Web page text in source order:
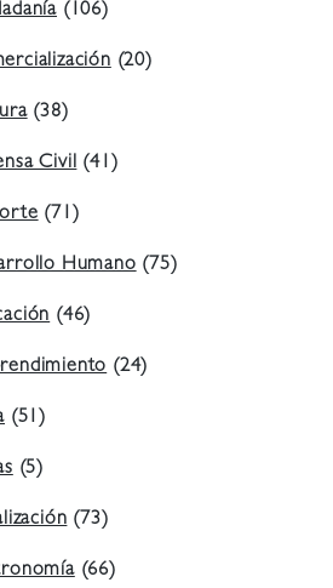
(106)
(20)
(38)
Civil(41)
(71)
Humano(75)
(46)
(24)
(51)
(5)
(73)
(66)